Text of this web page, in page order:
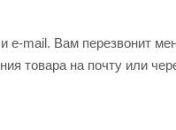
mail. Вам перезвонит
товара на почту или